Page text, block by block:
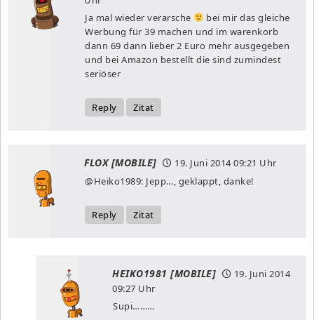
Ja mal wieder verarsche
bei mir das gleiche
Werbung für 39 machen und im warenkorb
dann 69 dann lieber 2 Euro mehr ausgegeben
und bei Amazon bestellt die sind zumindest
seriöser
Reply Zitat
FLOX [MOBILE] 19. Juni 201409:21 Uhr
@Heiko1989: Jepp…, geklappt, danke!
Reply Zitat
HEIKO1981 [MOBILE]
19. Juni 2014
09:27 Uhr
Supi………